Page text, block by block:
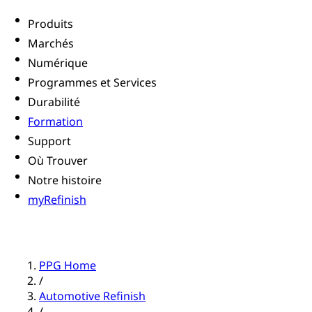
Produits
Marchés
Numérique
Programmes et Services
Durabilité
Formation
Support
Où Trouver
Notre histoire
myRefinish
PPG Home
/
Automotive Refinish